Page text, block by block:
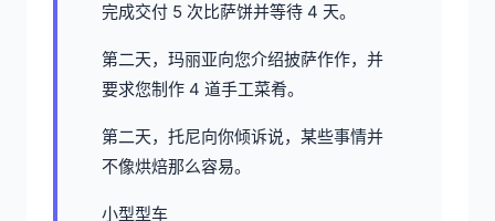
完成交付 5 次比萨饼并等待 4 天。
第二天，玛丽亚向您介绍披萨作作，并
要求您制作 4 道手工菜肴。
第二天，托尼向你倾诉说，某些事情并
不像烘焙那么容易。
小型型车